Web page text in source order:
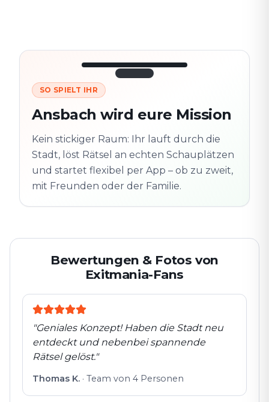
3/10
Nächster
Schauplatz
m
Spur
entdeckt
Altstadt
Folgt der Spur
Echte Orte · völlig
flexibel
SO SPIELT IHR
Ansbach wird eure Mission
Kein stickiger Raum: Ihr lauft durch die
Stadt, löst Rätsel an echten Schauplätzen
und startet flexibel per App – ob zu zweit,
mit Freunden oder der Familie.
Bewertungen & Fotos von
Exitmania-Fans
"Geniales Konzept! Haben die Stadt neu
entdeckt und nebenbei spannende
Rätsel gelöst."
Thomas K. · Team von 4 Personen